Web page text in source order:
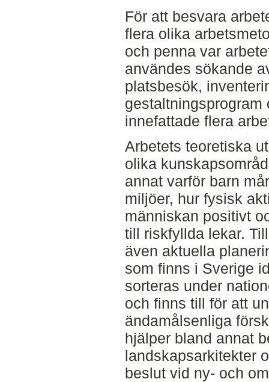
För att besvara
flera olika
och penna var
användes sökande
platsbesök,
innefattade flera
Arbetets teoretiska
olika
annat varför barn
miljöer, hur fysisk
människan positivt
till riskfyllda lekar.
även aktuella
som finns i Sverige
sorteras under
och finns till för att
ändamålsenliga
hjälper bland annat
landskapsarkitekter
beslut vid ny- och